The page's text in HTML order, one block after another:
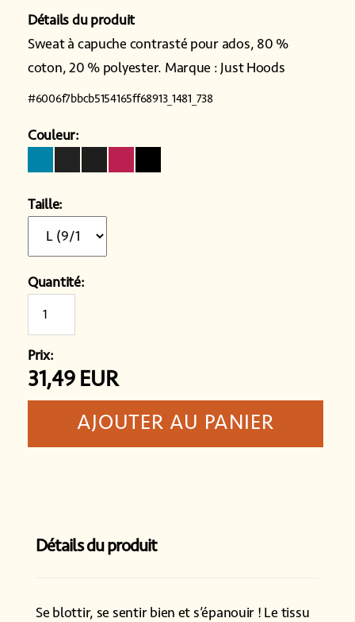
Détails du produit
Sweat à capuche contrasté pour ados, 80 %
coton, 20 % polyester. Marque : Just Hoods
#6006f7bbcb5154165ff68913_1481_738
Couleur:
Taille:
Quantité:
Prix:
31,49 EUR
Détails du produit
Se blottir, se sentir bien et s’épanouir ! Le tissu